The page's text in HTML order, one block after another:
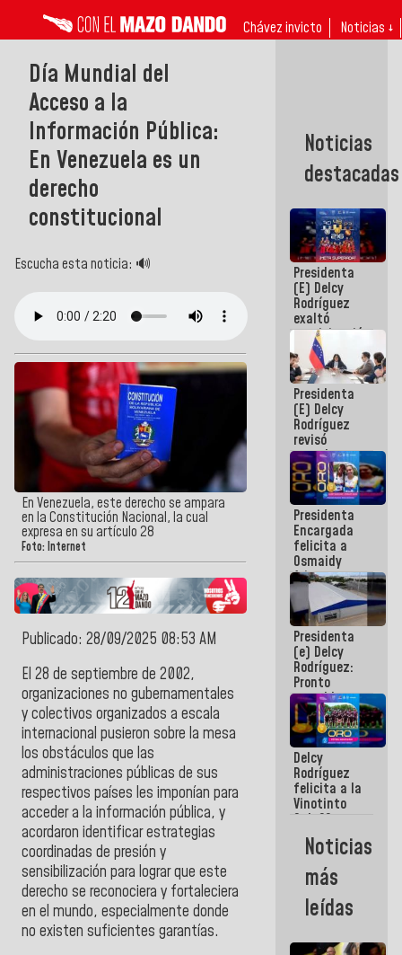
Chávez invicto Noticias ↓
Día Mundial del
Acceso a la
Información Pública:
En Venezuela es un
derecho
constitucional
Escucha esta noticia: 🔊
En Venezuela, este derecho se ampara
en la Constitución Nacional, la cual
expresa en su artículo 28
Foto: Internet
Publicado: 28/09/2025 08:53 AM
El 28 de septiembre de 2002,
organizaciones no gubernamentales
y colectivos organizados a escala
internacional pusieron sobre la mesa
los obstáculos que las
administraciones públicas de sus
respectivos países les imponían para
acceder a la información pública, y
acordaron identificar estrategias
coordinadas de presión y
sensibilización para lograr que este
derecho se reconociera y fortaleciera
en el mundo, especialmente donde
no existen suficientes garantías.
Noticias
destacadas
Presidenta
(E) Delcy
Rodríguez
exaltó
participación
de
Venezuela
en Juegos
Centroamericanos
y del Caribe
2026
Presidenta
(E) Delcy
Rodríguez
revisó
agenda
económica y
ejecución de
fondos de
emergencia
post-sismos
Presidenta
Encargada
felicita a
Osmaidy
Arias y
Giraly
Marcano por
hacer
historia en
los
Centroamericanos
Presidenta
(e) Delcy
Rodríguez:
Pronto
restableceremos
las
operaciones
en el
Aeropuerto
Internacional
de
Maiquetía
Delcy
Rodríguez
felicita a la
Vinotinto
Sub 20
campeona
frente
México Sub
23 en los
Centroamericanos
Noticias
más
leídas